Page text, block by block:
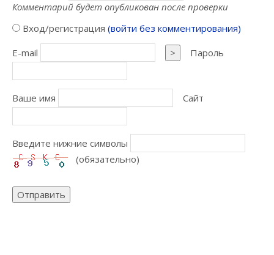
Комментарий будет опубликован после проверки
Вход/регистрация (войти без комментирования)
E-mail
> Пароль
Ваше имя Сайт
Введите нижние символы
(обязательно)
Отправить